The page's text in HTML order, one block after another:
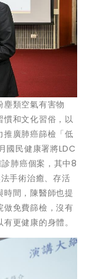
塵類空氣有害物
慣和文化習俗，以
推廣肺癌篩檢「低
國民健康署將LDC
肺癌個案，其中8
手術治癒、存活
間，陳醫師也提
做免費篩檢，沒有
更健康的身體。